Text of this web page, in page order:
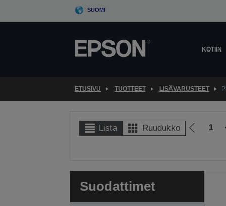
SUOMI
KOTIIN
ETUSIVU TUOTTEET LISÄVARUSTEET
Lista Ruudukko
Siirry
1
Suodattimet